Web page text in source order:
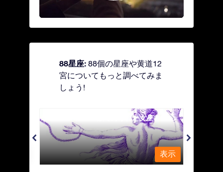
88星座: 88個の星座や黄道12
宮についてもっと調べてみま
しょう!
Andromeda - 鎖で縛られた女座
表示